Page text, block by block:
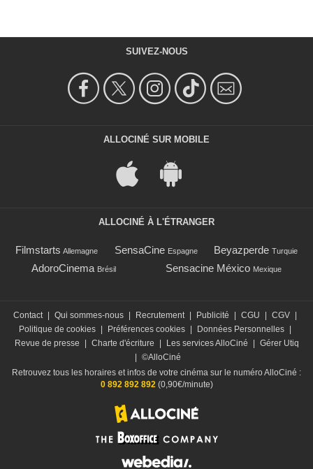
SUIVEZ-NOUS
ALLOCINÉ SUR MOBILE
ALLOCINÉ À L'ÉTRANGER
Filmstarts Allemagne SensaCine Espagne Beyazperde Turquie
AdoroCinema Brésil Sensacine México Mexique
Contact Qui sommes-nous Recrutement Publicité CGU CGV
Politique de cookies
Préférences cookies Données Personnelles
Revue de presse
Charte d'écriture Les services AlloCiné
Gérer Utiq
©AlloCiné
Retrouvez tous les horaires et infos de votre cinéma sur le numéro AlloCiné :
0 892 892 892(0,90€/minute)